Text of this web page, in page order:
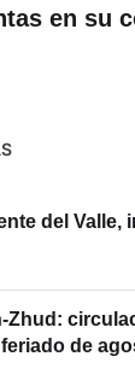
en su
del Valle,
Zhud:
de